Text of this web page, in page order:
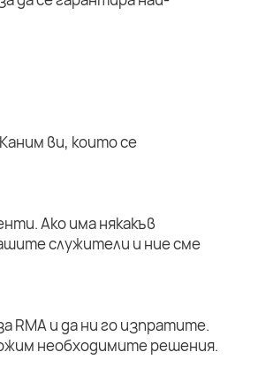
ви, които се
Ако има някакъв
служители и ние сме
RMA и да ни го изпратите.
необходимите решения.